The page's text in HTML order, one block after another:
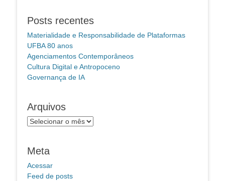
Posts recentes
Materialidade e Responsabilidade de Plataformas
UFBA 80 anos
Agenciamentos Contemporâneos
Cultura Digital e Antropoceno
Governança de IA
Arquivos
Arquivos
Meta
Acessar
Feed de posts